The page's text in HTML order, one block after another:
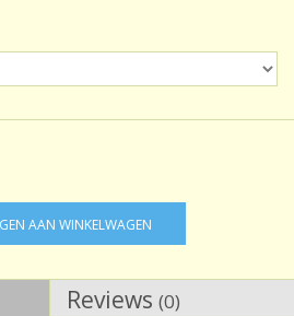
AAN WINKELWAGEN
Reviews (0)